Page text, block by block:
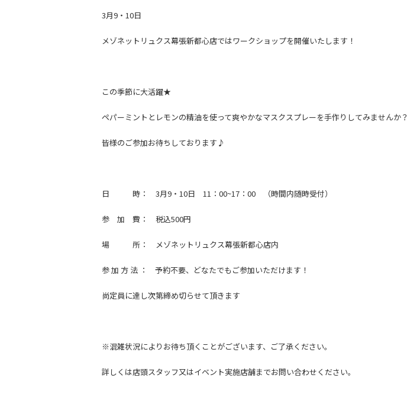
3月9・10日
メゾネットリュクス幕張新都心店ではワークショップを開催いたします！
この季節に大活躍★
ペパーミントとレモンの精油を使って爽やかなマスクスプレーを手作りしてみませんか？
皆様のご参加お待ちしております♪
日 時： 3月9・10日 11：00~17：00 （時間内随時受付）
参 加 費： 税込500円
場 所： メゾネットリュクス幕張新都心店内
参 加 方 法 ： 予約不要、どなたでもご参加いただけます！
尚定員に達し次第締め切らせて頂きます
※混雑状況によりお待ち頂くことがございます、ご了承ください。
詳しくは店頭スタッフ又はイベント実施店舗までお問い合わせください。